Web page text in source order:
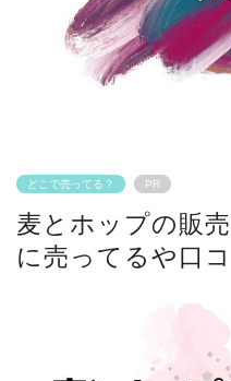
どこで売ってる？ PR
麦とホップの販
に売ってるや口コ